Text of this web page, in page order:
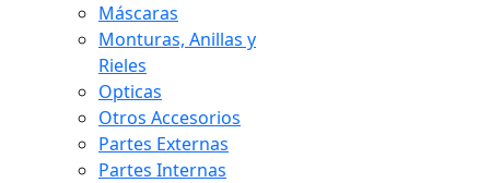
Máscaras
Monturas, Anillas y
Rieles
Opticas
Otros Accesorios
Partes Externas
Partes Internas